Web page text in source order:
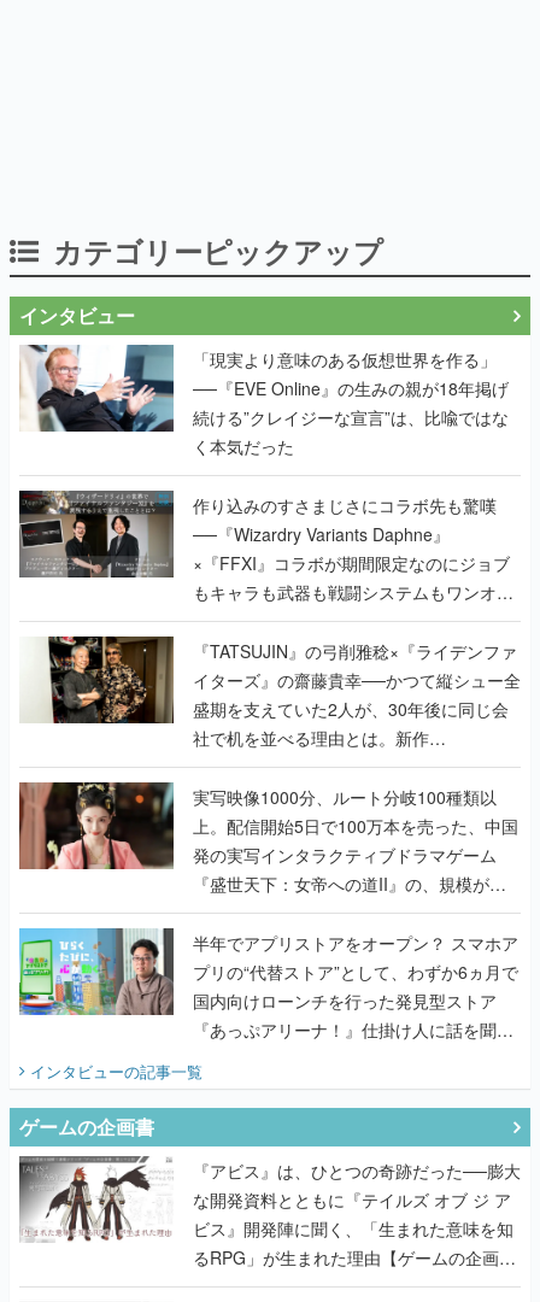
カテゴリーピックアップ
インタビュー
「現実より意味のある仮想世界を作る」
──『EVE Online』の生みの親が18年掲げ
続ける”クレイジーな宣言”は、比喩ではな
く本気だった
作り込みのすさまじさにコラボ先も驚嘆
──『Wizardry Variants Daphne』
×『FFXI』コラボが期間限定なのにジョブ
もキャラも武器も戦闘システムもワンオフ
で作り込まれた理由を両ディレクターに聞
く
『TATSUJIN』の弓削雅稔×『ライデンファ
イターズ』の齋藤貴幸──かつて縦シュー全
盛期を支えていた2人が、30年後に同じ会
社で机を並べる理由とは。新作
『TATSUJIN EXTREME』で初タッグを組
んだレジェンド2人に訊く開発秘話
実写映像1000分、ルート分岐100種類以
上。配信開始5日で100万本を売った、中国
発の実写インタラクティブドラマゲーム
『盛世天下：女帝への道II』の、規模が違
うこだわりをプロデューサーに聞いた
半年でアプリストアをオープン？ スマホア
プリの“代替ストア”として、わずか6ヵ月で
国内向けローンチを行った発見型ストア
『あっぷアリーナ！』仕掛け人に話を聞い
インタビューの記事一覧
ゲームの企画書
『アビス』は、ひとつの奇跡だった──膨大
な開発資料とともに『テイルズ オブ ジ ア
ビス』開発陣に聞く、「生まれた意味を知
るRPG」が生まれた理由【ゲームの企画
書】